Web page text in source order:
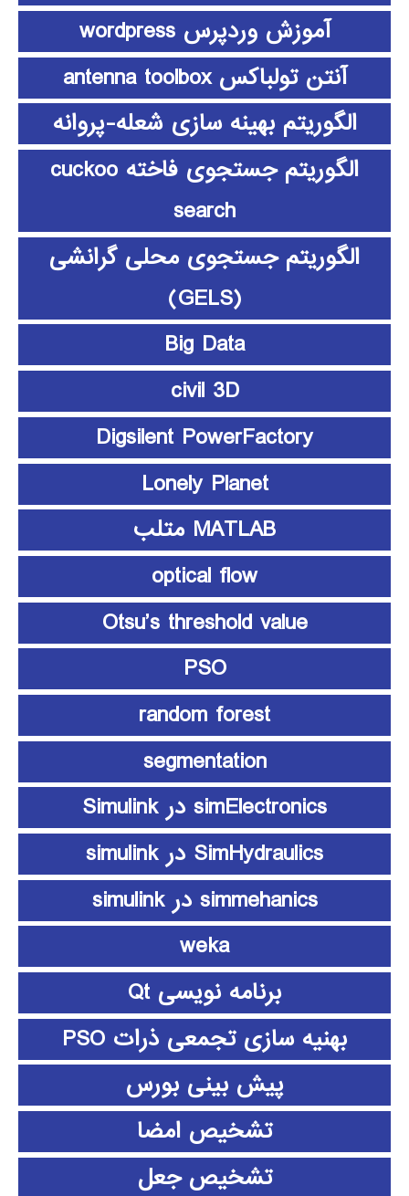
آموزش وردپرس wordpress
آنتن تولباکس antenna toolbox
الگوریتم بهینه سازی شعله-پروانه
الگوریتم جستجوی فاخته cuckoo
search
الگوریتم جستجوی محلی گرانشی
(GELS)
Big Data
civil 3D
Digsilent PowerFactory
Lonely Planet
MATLAB متلب
optical flow
Otsu’s threshold value
PSO
random forest
segmentation
simElectronics در Simulink
SimHydraulics در simulink
simmehanics در simulink
weka
برنامه نویسی Qt
بهنیه سازی تجمعی ذرات PSO
پیش بینی بورس
تشخیص امضا
تشخیص جعل